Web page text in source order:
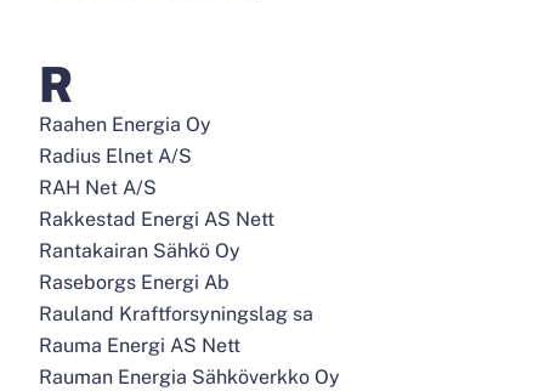
R
Raahen Energia Oy
Radius Elnet A/S
RAH Net A/S
Rakkestad Energi AS Nett
Rantakairan Sähkö Oy
Raseborgs Energi Ab
Rauland Kraftforsyningslag sa
Rauma Energi AS Nett
Rauman Energia Sähköverkko Oy